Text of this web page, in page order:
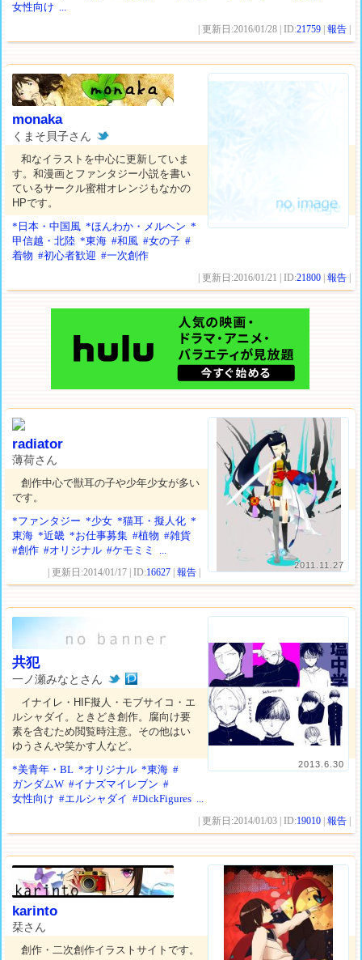
女性向け ...
| 更新日:2016/01/28 | ID:21759 |報告
monaka
くまそ貝子さん
和なイラストを中心に更新していま
す。和漫画とファンタジー小説を書い
ているサークル蜜柑オレンジもなかの
HPです。
*日本・中国風 *ほんわか・メルヘン *
甲信越・北陸 *東海 #和風 #女の子 #
着物 #初心者歓迎 #一次創作
| 更新日:2016/01/21 | ID:21800 |報告
2011.11.27
radiator
薄荷さん
創作中心で獣耳の子や少年少女が多い
です。
*ファンタジー *少女 *猫耳・擬人化 *
東海 *近畿 *お仕事募集 #植物 #雑貨
#創作 #オリジナル #ケモミミ ...
| 更新日:2014/01/17 | ID:16627 |報告
2013.6.30
共犯
一ノ瀬みなとさん
イナイレ・HIF擬人・モブサイコ・エ
ルシャダイ。ときどき創作。腐向け要
素を含むため閲覧時注意。その他はい
ゆうさんや笑かす人など。
*美青年・BL *オリジナル *東海 #
ガンダムW #イナズマイレブン #
女性向け #エルシャダイ #DickFigures ...
| 更新日:2014/01/03 | ID:19010 |報告
karinto
栞さん
創作・二次創作イラストサイトです。